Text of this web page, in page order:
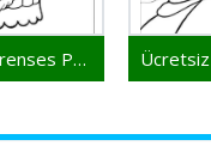
Ücretsiz Prenses Peach Yazdırmak İçin